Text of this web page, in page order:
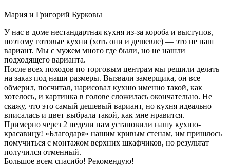
Мария и Григорий Бурковы
У нас в доме нестандартная кухня из-за короба и выступов,
поэтому готовые кухни (хоть они и дешевле) — это не наш
вариант. Мы с мужем много где были, но не нашли
подходящего варианта.
После всех походов по торговым центрам мы решили делать
на заказ под наши размеры. Вызвали замерщика, он все
обмерил, посчитал, нарисовал кухню именно такой, как
хотелось, и картинка в голове сложилась окончательно. Не
скажу, что это самый дешевый вариант, но кухня идеально
вписалась и цвет выбрала такой, как мне нравится.
Примерно через 2 недели нам установили нашу кухню-
красавицу! «Благодаря» нашим кривым стенам, им пришлось
помучиться с монтажом верхних шкафчиков, но результат
получился отменный.
Большое всем спасибо! Рекомендую!